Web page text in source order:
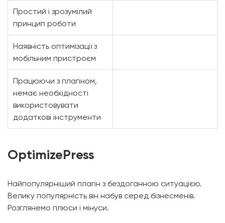
Простий і зрозумілий
принцип роботи
Наявність оптимізації з
мобільним пристроєм
Працюючи з плагіном,
немає необхідності
використовувати
додаткові інструменти
OptimizePress
Найпопулярніший плагін з бездоганною ситуацією.
Велику популярність він набув серед бізнесменів.
Розглянемо плюси і мінуси.